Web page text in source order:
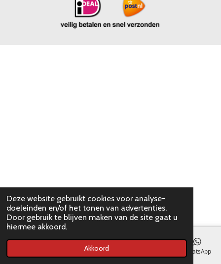
Deze website gebruikt cookies voor analyse-
doeleinden en/of het tonen van advertenties.
Door gebruik te blijven maken van de site gaat u
hiermee akkoord.
Akkoord
E-mailadres WhatsApp